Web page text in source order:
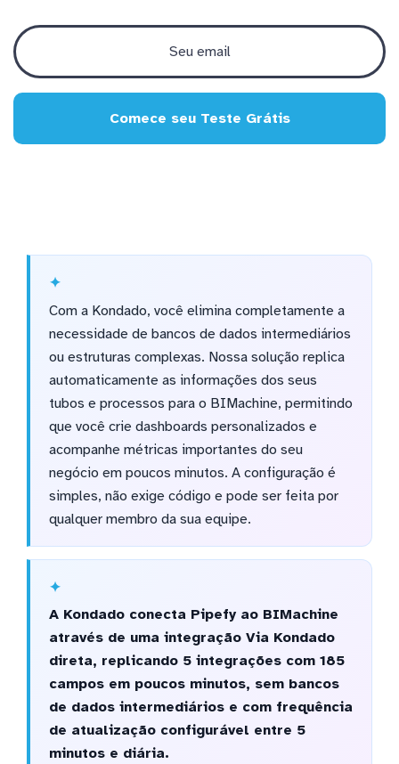
Comece seu Teste Grátis
Com a Kondado, você elimina completamente a
necessidade de bancos de dados intermediários
ou estruturas complexas. Nossa solução replica
automaticamente as informações dos seus
tubos e processos para o BIMachine, permitindo
que você crie dashboards personalizados e
acompanhe métricas importantes do seu
negócio em poucos minutos. A configuração é
simples, não exige código e pode ser feita por
qualquer membro da sua equipe.
A Kondado conecta Pipefy ao BIMachine
através de uma integração Via Kondado
direta, replicando 5 integrações com 185
campos em poucos minutos, sem bancos
de dados intermediários e com frequência
de atualização configurável entre 5
minutos e diária.